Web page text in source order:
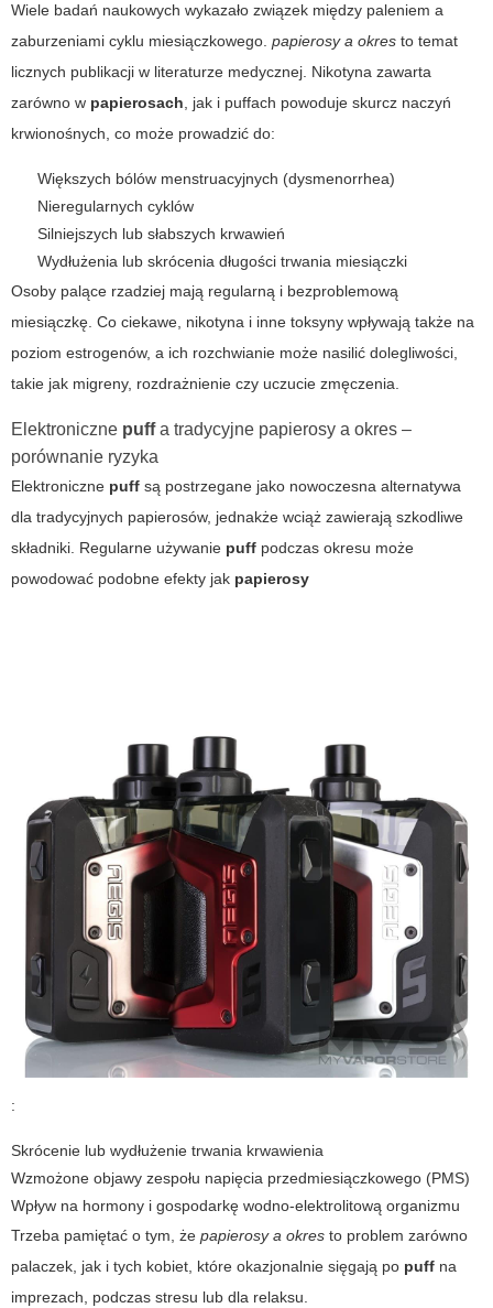
Wiele badań naukowych wykazało związek między paleniem a
zaburzeniami cyklu miesiączkowego. papierosy a okres to temat
licznych publikacji w literaturze medycznej. Nikotyna zawarta
zarówno w papierosach, jak i puffach powoduje skurcz naczyń
krwionośnych, co może prowadzić do:
Większych bólów menstruacyjnych (dysmenorrhea)
Nieregularnych cyklów
Silniejszych lub słabszych krwawień
Wydłużenia lub skrócenia długości trwania miesiączki
Osoby palące rzadziej mają regularną i bezproblemową
miesiączkę. Co ciekawe, nikotyna i inne toksyny wpływają także na
poziom estrogenów, a ich rozchwianie może nasilić dolegliwości,
takie jak migreny, rozdrażnienie czy uczucie zmęczenia.
Elektroniczne puffa tradycyjne papierosy a okres –
porównanie ryzyka
Elektroniczne puff są postrzegane jako nowoczesna alternatywa
dla tradycyjnych papierosów, jednakże wciąż zawierają szkodliwe
składniki. Regularne używanie puff podczas okresu może
powodować podobne efekty jak papierosy
:
Skrócenie lub wydłużenie trwania krwawienia
Wzmożone objawy zespołu napięcia przedmiesiączkowego (PMS)
Wpływ na hormony i gospodarkę wodno-elektrolitową organizmu
Trzeba pamiętać o tym, że papierosy a okres to problem zarówno
palaczek, jak i tych kobiet, które okazjonalnie sięgają po puff na
imprezach, podczas stresu lub dla relaksu.